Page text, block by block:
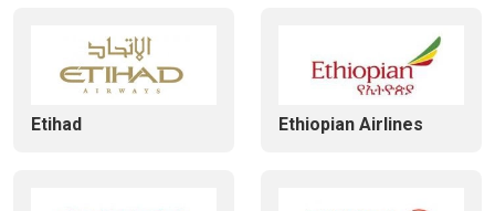
Etihad Ethiopian Airlines